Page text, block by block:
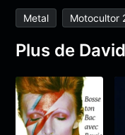
Metal Motocultor
Plus de